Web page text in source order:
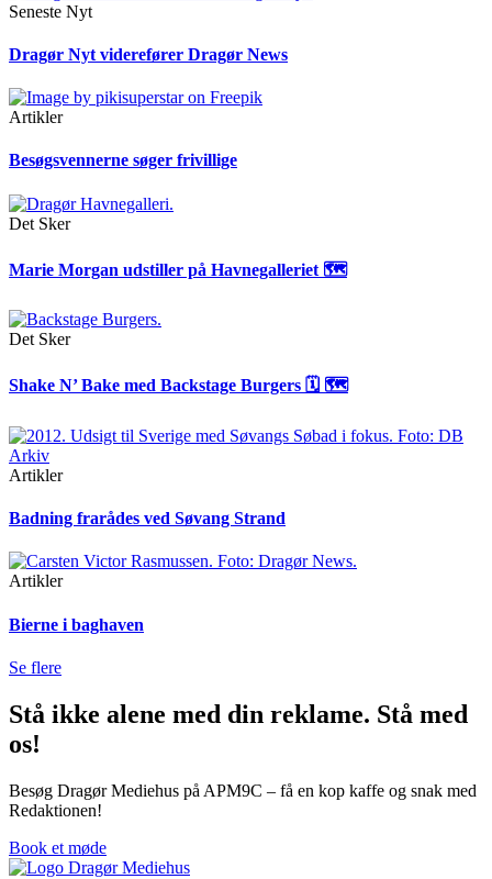
Seneste Nyt
Dragør Nyt viderefører Dragør News
Artikler
Besøgsvennerne søger frivillige
Det Sker
Marie Morgan udstiller på Havnegalleriet 🗺
Det Sker
Shake N’ Bake med Backstage Burgers 🗓 🗺
Artikler
Badning frarådes ved Søvang Strand
Artikler
Bierne i baghaven
Se flere
Stå ikke alene med din reklame. Stå med
os!
Besøg Dragør Mediehus på APM9C – få en kop kaffe og snak med
Redaktionen!
Book et møde